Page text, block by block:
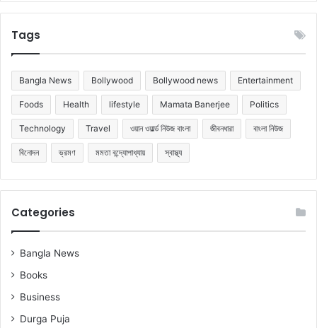
Tags
Bangla News Bollywood Bollywood news Entertainment
Foods Health lifestyle Mamata Banerjee Politics
Technology Travel ওয়ান ওয়ার্ল্ড নিউজ বাংলা জীবনধারা বাংলা নিউজ
বিনোদন ভ্রমণ মমতা বন্দ্যোপাধ্যায় স্বাস্থ্য
Categories
Bangla News
Books
Business
Durga Puja